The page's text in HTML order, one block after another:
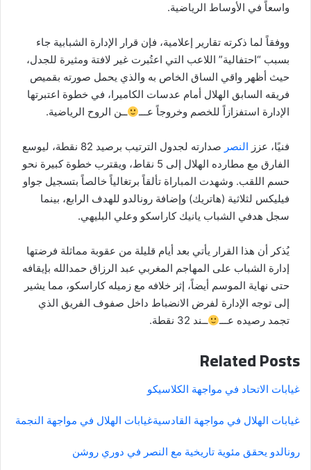
واسعاً في الأوساط الرياضية.
ووفقاً لما ذكرته تقارير إعلامية، فإن قرار الإدارة الشبابية جاء
بسبب “احتفالية” اللاعب التي اعتُبرت غير لافتة ومثيرة للجدل،
حيث أظهر واقي الساق الخاص به والذي يحمل صورته بقميص
فريقه السابق الهلال أمام عدسات الكاميرا، في خطوة اعتبرتها
الإدارة استفزازاً للخصم وخروجاً عـــ
ــن الروح الرياضية.
فنيًا، عزز النصر
صدارته لجدول الترتيب برصيد 82 نقطة، ليوسع
الفارق مع مطارده الهلال إلى 5 نقاط، ويقترب خطوة كبيرة نحو
حسم اللقب. وشهدت المباراة تألقاً برتغالياً خالصاً بتسجيل جواو
فيليكس لثلاثية (هاتريك) وإضافة رونالدو للهدف الرابع، بينما
سجل هدفي الشباب يانيك كاراسكو وعلي البليهي.
يُذكر أن هذا القرار يأتي بعد أيام قليلة من عقوبة مماثلة فرضتها
إدارة الشباب على المهاجم المغربي عبد الرزاق حمدالله بإيقافه
حتى نهاية الموسم أيضاً، إثر خلافه مع زميله كاراسكو، مما يشير
إلى توجه الإدارة لفرض الانضباط داخل صفوف الفريق الذي
تجمد رصيده عـــ
ــند 32 نقطة.
Related Posts
غيابات الاتحاد في مواجهة الكلاسيكو
غيابات الهلال في مواجهة القادسيةغيابات الهلال في مواجهة النجمة
رونالدو يحقق مئوية تاريخية مع النصر في دوري روشن